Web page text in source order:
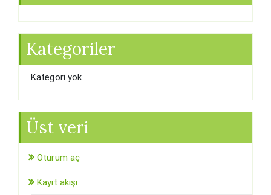
Kategoriler
Kategori yok
Üst veri
Oturum aç
Kayıt akışı